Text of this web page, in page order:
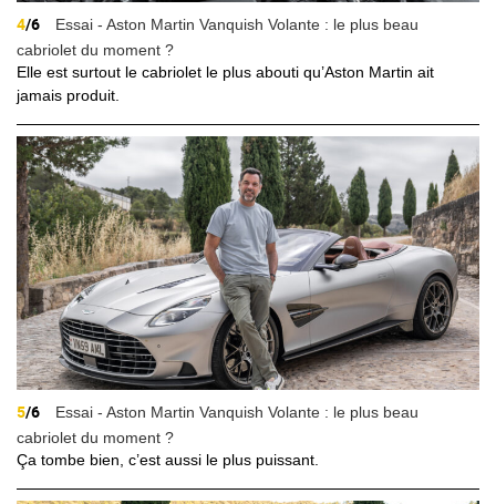
4/6
Essai - Aston Martin Vanquish Volante : le plus beau
cabriolet du moment ?
Elle est surtout le cabriolet le plus abouti qu’Aston Martin ait
jamais produit.
5/6
Essai - Aston Martin Vanquish Volante : le plus beau
cabriolet du moment ?
Ça tombe bien, c’est aussi le plus puissant.